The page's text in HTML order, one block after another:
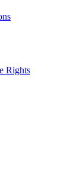
Rights